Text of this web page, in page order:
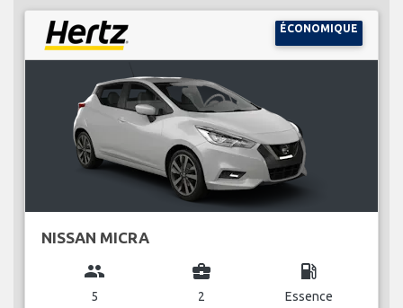
ÉCONOMIQUE
NISSAN MICRA
group
5
business_center
2
local_gas_station
Essence